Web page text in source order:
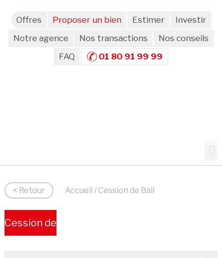
Offres Proposer un bien Estimer
Investir
Notre agence
Nos transactions
Nos conseils
FAQ
01 80 91 99 99
< Retour Accueil / Cession de Bail
Cession de